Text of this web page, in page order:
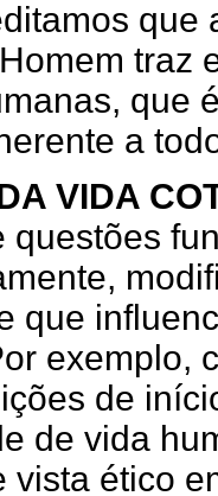
que
traz
que
a
VIDA
questões
que
exemplo,
de
de vida
vista ético